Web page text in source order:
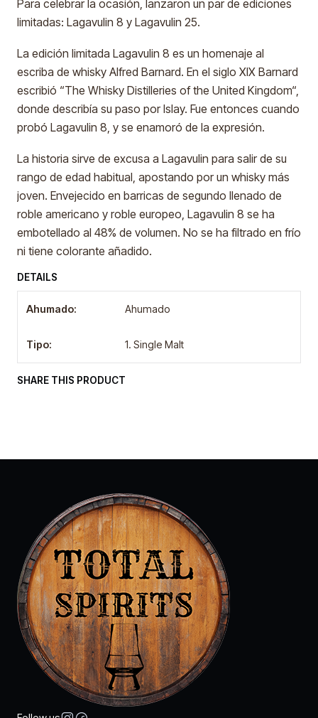
Para celebrar la ocasión, lanzaron un par de ediciones
limitadas: Lagavulin 8 y Lagavulin 25.
La edición limitada Lagavulin 8 es un homenaje al
escriba de whisky Alfred Barnard. En el siglo XIX Barnard
escribió “The Whisky Distilleries of the United Kingdom“,
donde describía su paso por Islay. Fue entonces cuando
probó Lagavulin 8, y se enamoró de la expresión.
La historia sirve de excusa a Lagavulin para salir de su
rango de edad habitual, apostando por un whisky más
joven. Envejecido en barricas de segundo llenado de
roble americano y roble europeo, Lagavulin 8 se ha
embotellado al 48% de volumen. No se ha filtrado en frío
ni tiene colorante añadido.
DETAILS
Ahumado: Ahumado
Tipo: 1. Single Malt
SHARE THIS PRODUCT